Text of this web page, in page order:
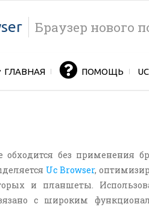
Браузер нового
ГЛАВНАЯ ПОМОЩЬ
обходится без применения
Uc Browser,
и планшеты.
с широким